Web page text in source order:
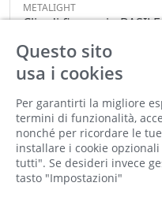
METALIGHT
Clip di fissaggio
Cod: 00403214
Cod Tec:6.DLE06CP
−
Questo sito
usa i cookies
Per garantirti la migliore
termini di funzionalità,
nonché per ricordare le
installare i cookie
tutti". Se desideri invece
tasto "Impostazioni"